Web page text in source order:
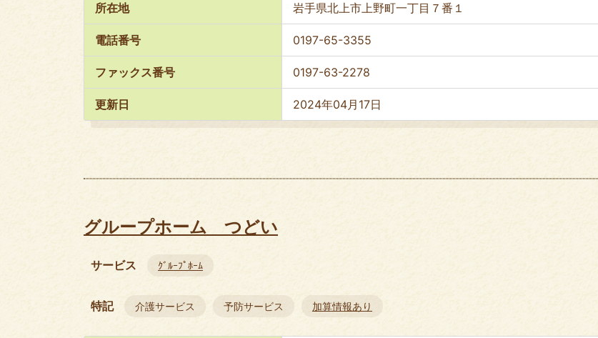
所在地 岩手県北上市上野町一丁目７番１
電話番号 0197-65-3355
ファックス番号 0197-63-2278
更新日 2024年04月17日
グループホーム つどい
サービス ｸﾞﾙｰﾌﾟﾎｰﾑ
特記 介護サービス 予防サービス 加算情報あり